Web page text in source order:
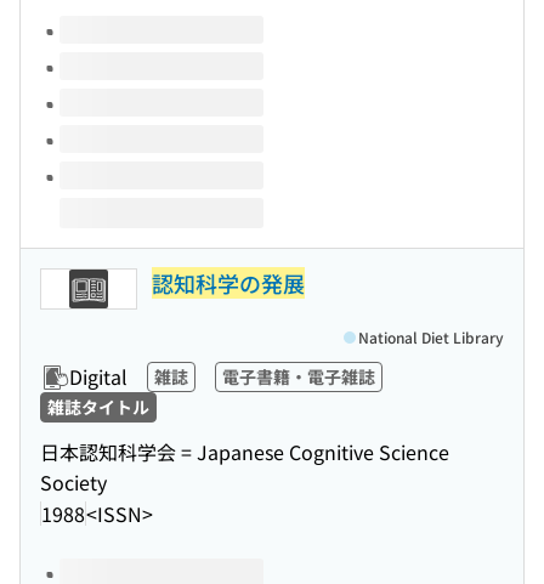
Volumes of this title
認知科学の発展
Digital 雑誌
電子書籍・電子雑誌
雑誌タイトル
日本認知科学会 = Japanese Cognitive Science
Society
1988<ISSN>
National Diet Library
Volumes of this title